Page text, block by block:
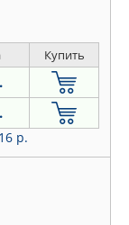
Купить
р.